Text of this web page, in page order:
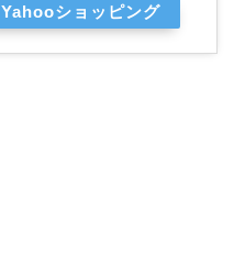
Yahooショッピング